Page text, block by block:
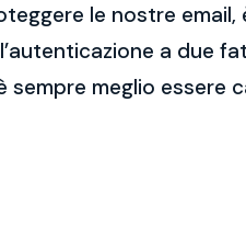
le nostre
a due
sempre meglio